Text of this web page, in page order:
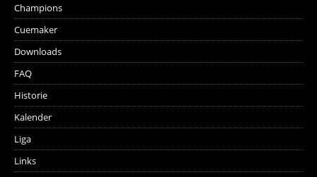
Champions
Cuemaker
Downloads
FAQ
Historie
Kalender
Liga
Links